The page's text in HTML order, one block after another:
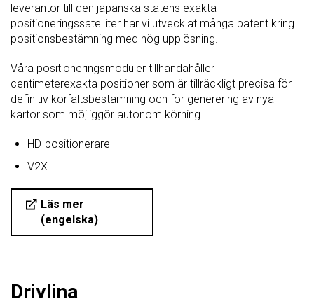
leverantör till den japanska statens exakta
positioneringssatelliter har vi utvecklat många patent kring
positionsbestämning med hög upplösning.
Våra positioneringsmoduler tillhandahåller
centimeterexakta positioner som är tillräckligt precisa för
definitiv körfältsbestämning och för generering av nya
kartor som möjliggör autonom körning.
HD-positionerare
V2X
Läs mer
(engelska)
Drivlina